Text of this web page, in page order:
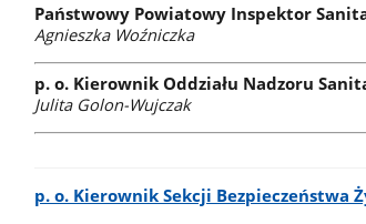
Państwowy Powiatowy Inspektor
Agnieszka Woźniczka
p. o. Kierownik Oddziału Nadzoru
Julita Golon-Wujczak
p. o. Kierownik Sekcji Bezpieczeństwa